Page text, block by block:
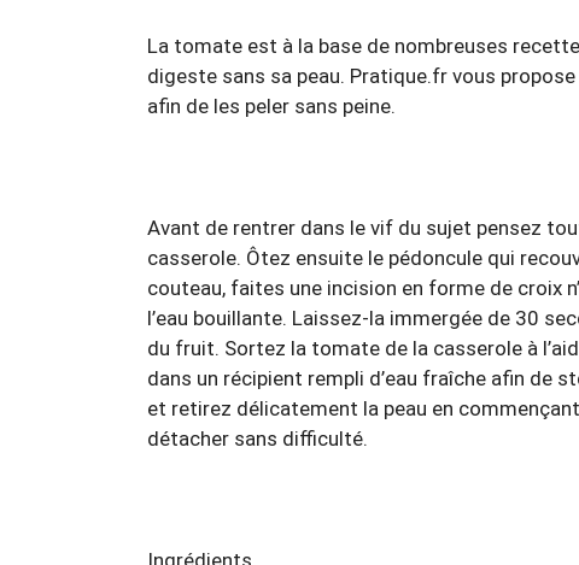
La tomate est à la base de nombreuses
digeste sans sa peau. Pratique.fr vous
afin de les peler sans peine.
Avant de rentrer dans le vif du sujet pensez
casserole. Ôtez ensuite le pédoncule qui
couteau, faites une incision en forme de croix
l’eau bouillante. Laissez-la immergée de 30
du fruit. Sortez la tomate de la casserole à
dans un récipient rempli d’eau fraîche afin de
et retirez délicatement la peau en
détacher sans difficulté.
Ingrédients